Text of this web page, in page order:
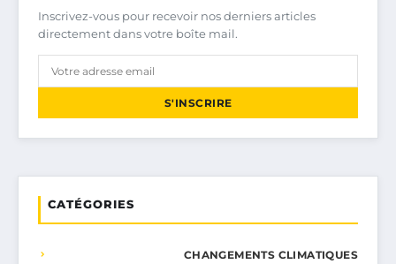
Inscrivez-vous pour recevoir nos derniers articles
directement dans votre boîte mail.
S'INSCRIRE
CATÉGORIES
CHANGEMENTS CLIMATIQUES